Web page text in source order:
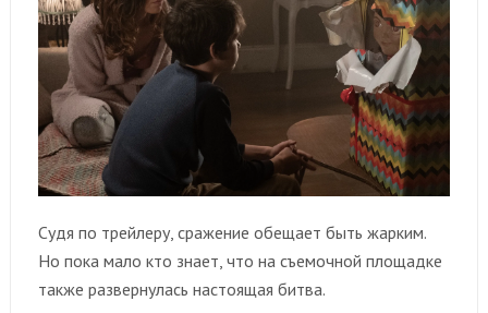
Судя по трейлеру, сражение обещает быть жарким.
Но пока мало кто знает, что на съемочной площадке
также развернулась настоящая битва.